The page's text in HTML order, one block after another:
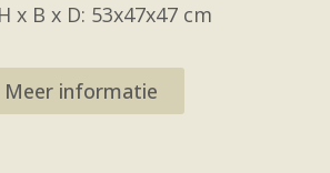
x B x D: 53x47x47 cm
Meer informatie